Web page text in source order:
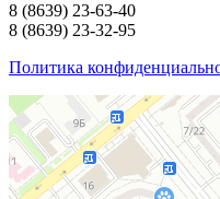
8 (8639) 23-63-40
8 (8639) 23-32-95
Политика